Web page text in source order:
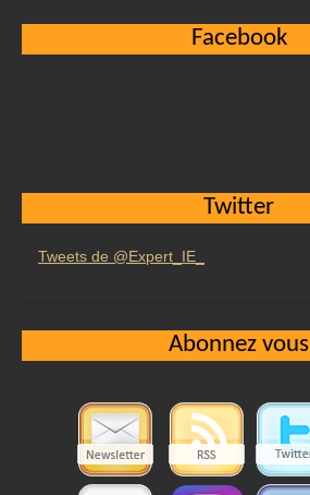
Facebook
Twitter
Tweets de @Expert_IE_
Abonnez vous